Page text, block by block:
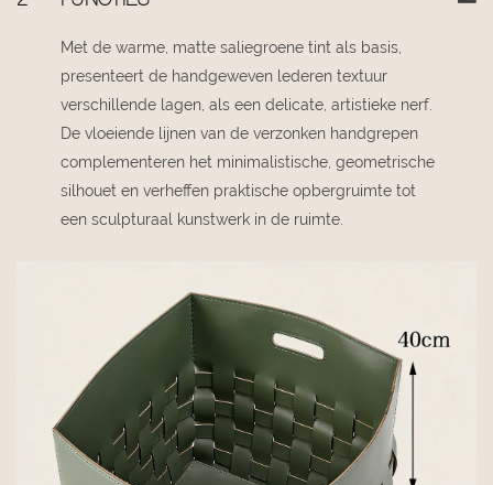
Met de warme, matte saliegroene tint als basis,
presenteert de handgeweven lederen textuur
verschillende lagen, als een delicate, artistieke nerf.
De vloeiende lijnen van de verzonken handgrepen
complementeren het minimalistische, geometrische
silhouet en verheffen praktische opbergruimte tot
een sculpturaal kunstwerk in de ruimte.